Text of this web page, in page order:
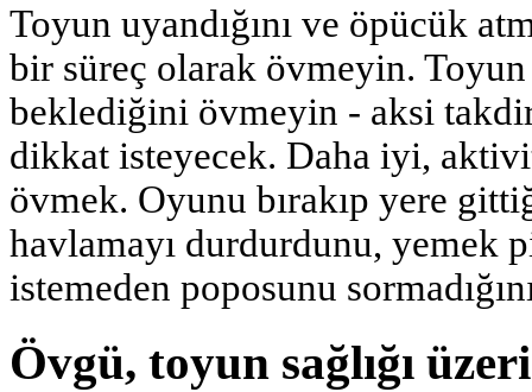
Toyun uyandığını ve öpücük
bir süreç olarak övmeyin. Toyun
beklediğini övmeyin - aksi
dikkat isteyecek. Daha iyi,
övmek. Oyunu bırakıp yere
havlamayı durdurdunu, yemek
istemeden poposunu
Övgü, toyun sağlığı